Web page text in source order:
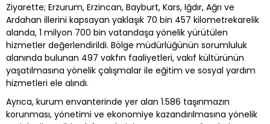
Ziyarette; Erzurum, Erzincan, Bayburt, Kars, Iğdır, Ağrı ve
Ardahan illerini kapsayan yaklaşık 70 bin 457 kilometrekarelik
alanda, 1 milyon 700 bin vatandaşa yönelik yürütülen
hizmetler değerlendirildi. Bölge müdürlüğünün sorumluluk
alanında bulunan 497 vakfın faaliyetleri, vakıf kültürünün
yaşatılmasına yönelik çalışmalar ile eğitim ve sosyal yardım
hizmetleri ele alındı.
Ayrıca, kurum envanterinde yer alan 1.586 taşınmazın
korunması, yönetimi ve ekonomiye kazandırılmasına yönelik